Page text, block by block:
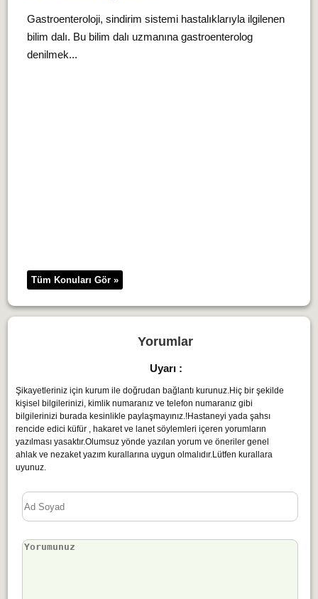
Gastroenteroloji, sindirim sistemi hastalıklarıyla ilgilenen
bilim dalı. Bu bilim dalı uzmanına gastroenterolog
denilmek...
Tüm Konuları Gör »
Yorumlar
Uyarı :
Şikayetleriniz için kurum ile doğrudan bağlantı kurunuz.Hiç bir şekilde
kişisel bilgilerinizi, kimlik numaranız ve telefon numaranız gibi
bilgilerinizi burada kesinlikle paylaşmayınız.!Hastaneyi yada şahsı
rencide edici küfür , hakaret ve lanet söylemleri içeren yorumların
yazılması yasaktır.Olumsuz yönde yazılan yorum ve öneriler genel
ahlak ve nezaket yazım kurallarına uygun olmalıdır.Lütfen kurallara
uyunuz.